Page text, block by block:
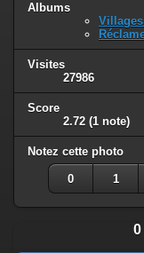
Albums
Visites
27986
Score
2.72 (1 note)
Notez cette photo
0 1